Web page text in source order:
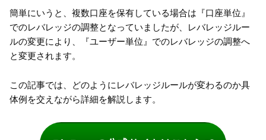
簡単にいうと、複数口座を保有している場合は『口座単位』
でのレバレッジの調整となっていましたが、レバレッジルー
ルの変更により、『ユーザー単位』でのレバレッジの調整へ
と変更されます。
この記事では、どのようにレバレッジルールが変わるのか具
体例を交えながら詳細を解説します。